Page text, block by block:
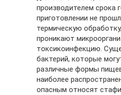
производителем срока
приготовлении не
термическую
проникают
токсикоинфекцию.
бактерий, которые
различные формы
наиболее
опасным относят